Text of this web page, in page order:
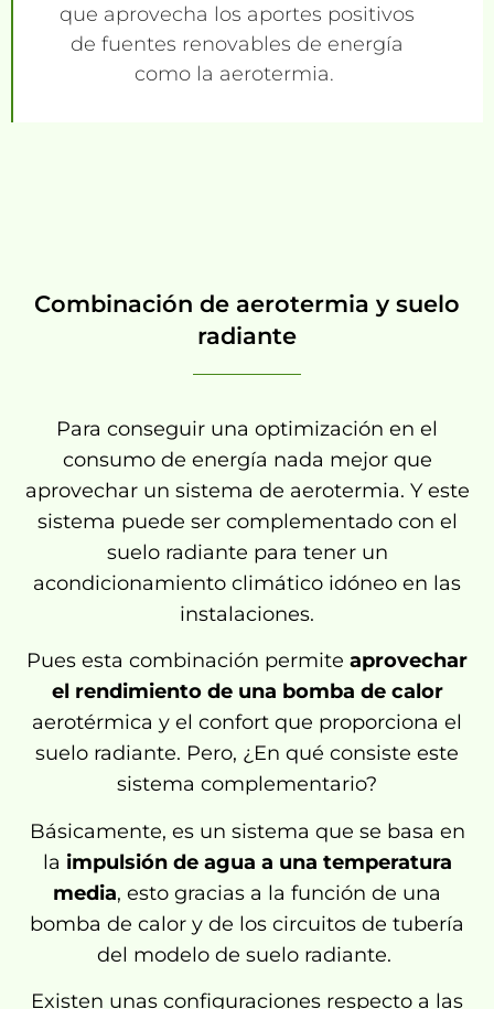
que aprovecha los aportes positivos
de fuentes renovables de energía
como la aerotermia.
Combinación de aerotermia y suelo
radiante
Para conseguir una optimización en el
consumo de energía nada mejor que
aprovechar un sistema de aerotermia. Y este
sistema puede ser complementado con el
suelo radiante para tener un
acondicionamiento climático idóneo en las
instalaciones.
Pues esta combinación permite aprovechar
el rendimiento de una bomba de calor
aerotérmica y el confort que proporciona el
suelo radiante. Pero, ¿En qué consiste este
sistema complementario?
Básicamente, es un sistema que se basa en
la impulsión de agua a una temperatura
media, esto gracias a la función de una
bomba de calor y de los circuitos de tubería
del modelo de suelo radiante.
Existen unas configuraciones respecto a las